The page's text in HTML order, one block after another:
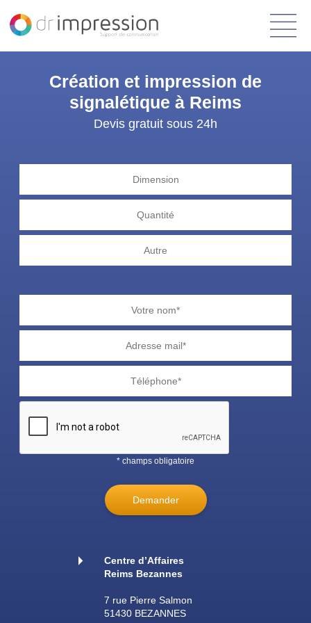
Création et impression de
signalétique à Reims
Devis gratuit sous 24h
* champs obligatoire
Demander
Centre d’Affaires
Reims Bezannes
7 rue Pierre Salmon
51430 BEZANNES